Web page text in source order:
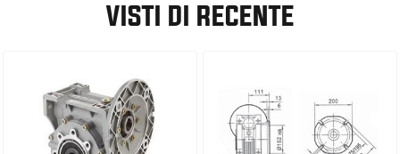
VISTI DI RECENTE